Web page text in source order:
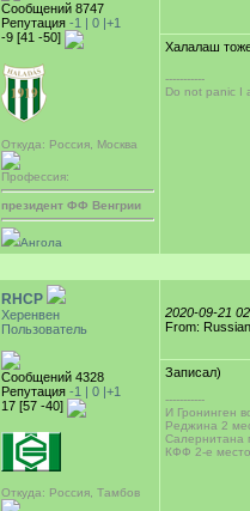
Сообщений 8747
Репутация -1 | 0 |+1
-9 [41 -50]
Откуда: Россия, Москва
Профессия:
президент ФФ Венгрии
Ангола
Халалаш
-----------
Do not panic I
RHCP
Херенвен
Пользователь
Сообщений 4328
Репутация -1 | 0 |+1
17 [57 -40]
Откуда: Россия, Тамбов
2020-09-21
From:
Записал)
-----------
И Гронинген
Реджина 2
Салернитана
КФФ 2-е